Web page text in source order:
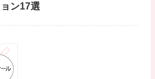
ョン17選